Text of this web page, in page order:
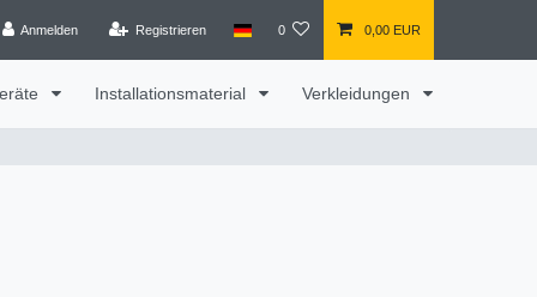
Anmelden Registrieren 0 0,00 EUR
Installationsmaterial Verkleidungen